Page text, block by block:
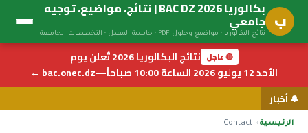
ب بكالوريا BAC DZ 2026 | نتائج، مواضيع، توجيه
جامعي
نتائج البكالوريا · مواضيع وحلول PDF · حاسبة المعدل · التخصصات الجامعية
🔴 عاجل نتائج البكالوريا 2026 تُعلَن يوم
الأحد 12 يوليو 2026 الساعة 10:00 صباحاً
—
bac.onec.dz ←
🔔 أخبار
الرئيسية Contact